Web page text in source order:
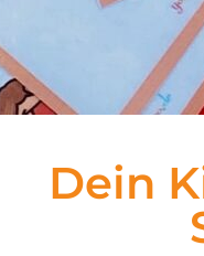
Dein